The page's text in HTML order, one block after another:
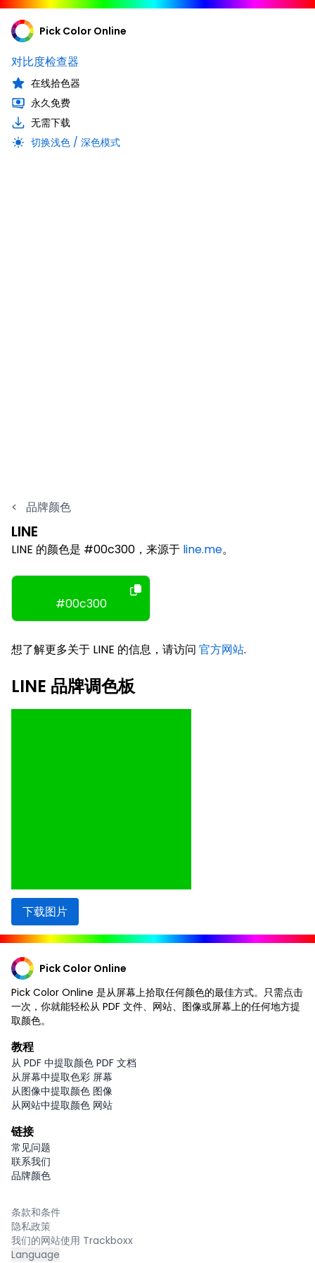
Pick Color Online
对比度检查器
在线拾色器
永久免费
无需下载
切换浅色 / 深色模式
< 品牌颜色
LINE
LINE 的颜色是 #00c300，来源于 line.me。
#00c300
想了解更多关于 LINE 的信息，请访问 官方网站.
LINE 品牌调色板
下载图片
Pick Color Online
Pick Color Online 是从屏幕上拾取任何颜色的最佳方式。只需点击
一次，你就能轻松从 PDF 文件、网站、图像或屏幕上的任何地方提
取颜色。
教程
从 PDF 中提取颜色 PDF 文档
从屏幕中提取色彩 屏幕
从图像中提取颜色 图像
从网站中提取颜色 网站
链接
常见问题
联系我们
品牌颜色
条款和条件
隐私政策
我们的网站使用 Trackboxx
Language